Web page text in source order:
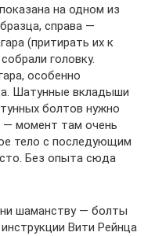
на одном из
справа —
(притирать их к
головку.
особенно
Шатунные вкладыши
болтов нужно
— момент там очень
тело с последующим
Без опыта сюда
шаманству — болты
Вити Рейнца